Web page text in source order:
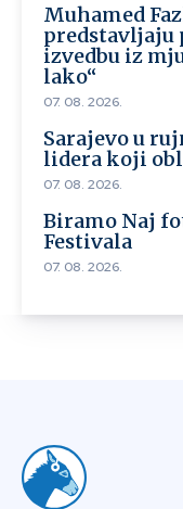
Muhamed
predstavljaju
izvedbu iz
lako“
07. 08. 2026.
Sarajevo u
lidera koji
07. 08. 2026.
Biramo Naj
Festivala
07. 08. 2026.